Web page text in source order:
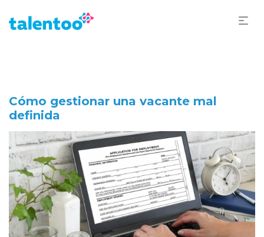
Cómo gestionar una vacante mal
definida